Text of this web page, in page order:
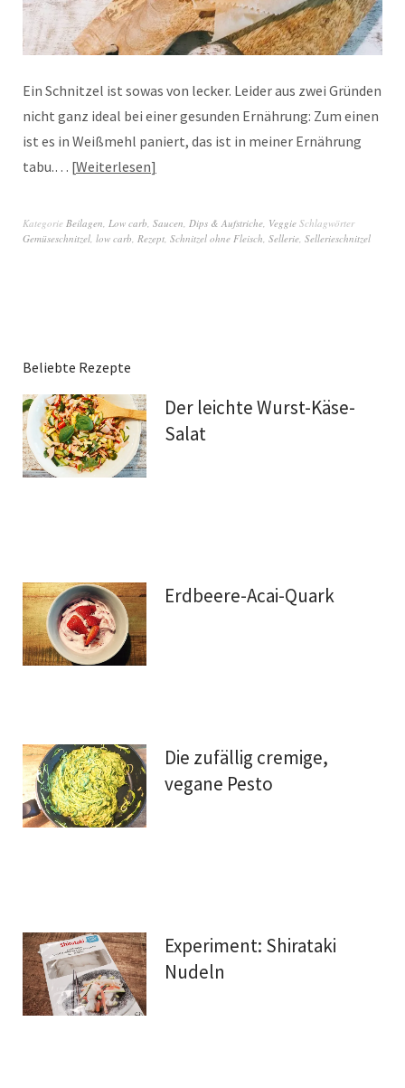
Ein Schnitzel ist sowas von lecker. Leider aus zwei Gründen
nicht ganz ideal bei einer gesunden Ernährung: Zum einen
ist es in Weißmehl paniert, das ist in meiner Ernährung
tabu.… Weiterlesen
Kategorie Beilagen, Low carb, Saucen, Dips & Aufstriche, Veggie Schlagwörter
Gemüseschnitzel, low carb, Rezept, Schnitzel ohne Fleisch, Sellerie, Sellerieschnitzel
Beliebte Rezepte
Der leichte Wurst-Käse-
Salat
Erdbeere-Acai-Quark
Die zufällig cremige,
vegane Pesto
Experiment: Shirataki
Nudeln